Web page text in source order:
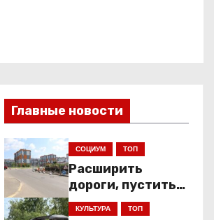
Главные новости
СОЦИУМ ТОП
Расширить
дороги, пустить
низкопольники
КУЛЬТУРА ТОП